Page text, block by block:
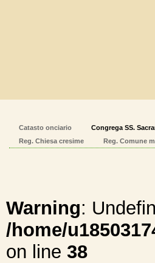
Catasto onciario Congrega SS.
Reg. Chiesa cresime
Reg. Comune
Warning:
/home/
on line 38